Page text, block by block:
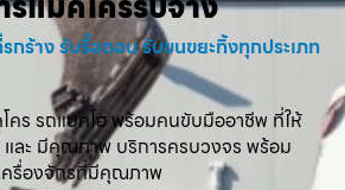
กร้าง รับรื้อถอน รับขนขยะทิ้งทุกประเภท
โคร รถแบคโฮ พร้อมคนขับมืออาชีพ ที่ให้
และ มีคุณภาพ บริการครบวงจร พร้อม
ครื่องจักรที่มีคุณภาพ